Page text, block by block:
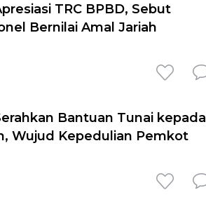
TRC BPBD, Sebut
Bernilai Amal Jariah
Bantuan Tunai kepada
Wujud Kepedulian Pemkot